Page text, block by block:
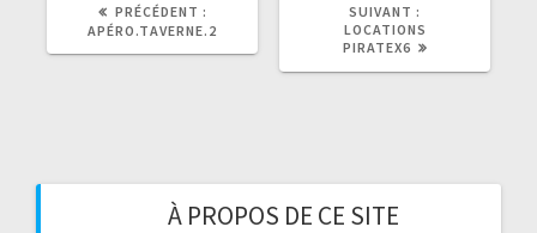
PRÉCÉDENT :
PRÉCÉDENT
APÉRO.TAVERNE.2
SUIVANT :
SUIVANT
:
LOCATIONS
PIRATEX6
À PROPOS DE CE SITE